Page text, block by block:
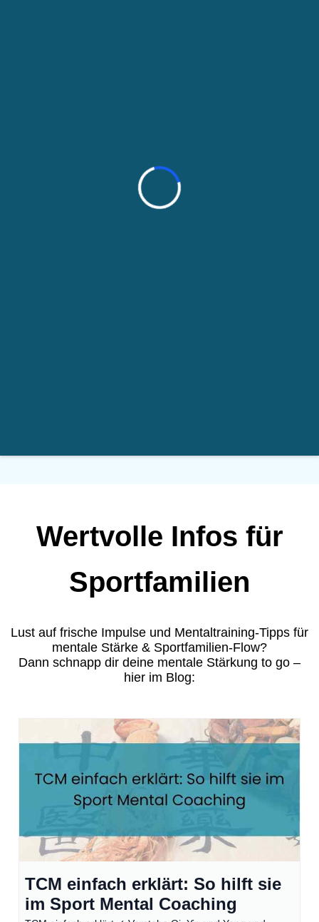
Wertvolle Infos für
Sportfamilien
Lust auf frische Impulse und Mentaltraining-Tipps für
mentale Stärke & Sportfamilien-Flow?
Dann schnapp dir deine mentale Stärkung to go –
hier im Blog:
TCM einfach erklärt: So hilft sie
im Sport Mental Coaching